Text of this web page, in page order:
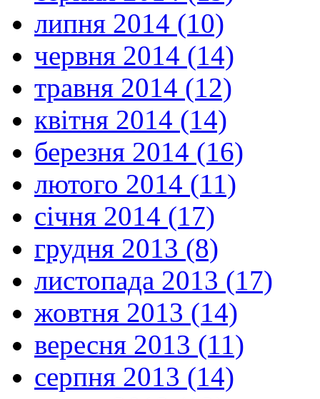
липня 2014 (10)
червня 2014 (14)
травня 2014 (12)
квітня 2014 (14)
березня 2014 (16)
лютого 2014 (11)
січня 2014 (17)
грудня 2013 (8)
листопада 2013 (17)
жовтня 2013 (14)
вересня 2013 (11)
серпня 2013 (14)